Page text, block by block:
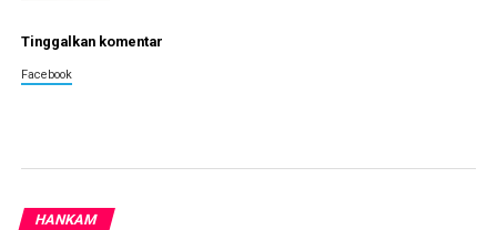
Tinggalkan komentar
Facebook
HANKAM